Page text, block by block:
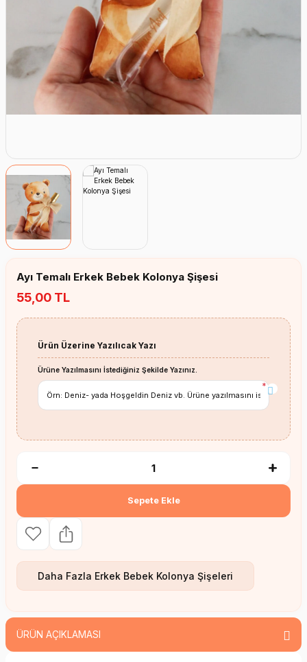
Erkek Bebek Çikolata Küpleri
Erkek Bebek Yeşeren Kalem
Erkek Bebek El Aynası
Kız Bebek Çikolata Küpleri
Kız Bebek Yeşeren Kalem
Kız Bebek El Aynası
Ayı Temalı Erkek Bebek Kolonya Şişesi
55,00 TL
Ürün Üzerine Yazılıcak Yazı
Ürüne Yazılmasını İstediğiniz Şekilde Yazınız.
*
Sepete Ekle
Daha Fazla Erkek Bebek Kolonya Şişeleri
ÜRÜN AÇIKLAMASI